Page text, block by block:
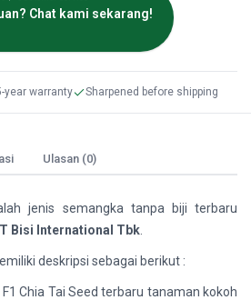
Chat kami sekarang!
year warranty Sharpened before shipping
Ulasan (0)
jenis
semangka tanpa biji terbaru
Bisi International Tbk
deskripsi sebagai berikut :
Chia Tai Seed terbaru tanaman kokoh